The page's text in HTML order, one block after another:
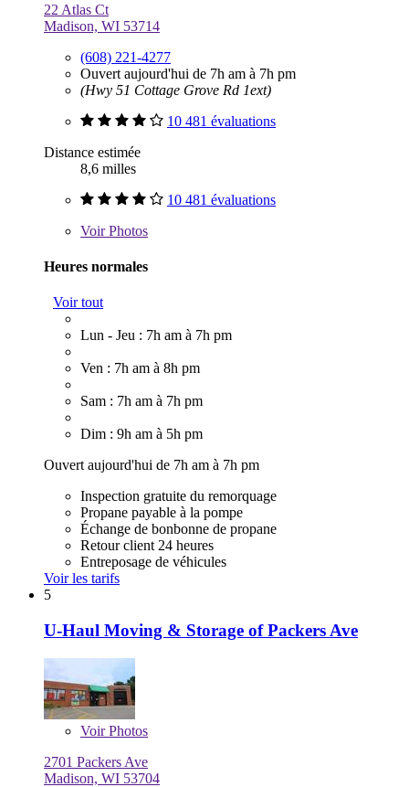
22 Atlas Ct
Madison, WI 53714
(608) 221-4277
Ouvert aujourd'hui de 7h am à 7h pm
(Hwy 51 Cottage Grove Rd 1ext)
10 481 évaluations
Distance estimée
8,6 milles
10 481 évaluations
VoirPhotos
Heures normales
Voir tout
Lun - Jeu : 7h am à 7h pm
Ven : 7h am à 8h pm
Sam : 7h am à 7h pm
Dim : 9h am à 5h pm
Ouvert aujourd'hui de 7h am à 7h pm
Inspection gratuite du remorquage
Propane payable à la pompe
Échange de bonbonne de propane
Retour client 24 heures
Entreposage de véhicules
Voir les tarifs
5
U-Haul Moving & Storage of Packers Ave
VoirPhotos
2701 Packers Ave
Madison, WI 53704